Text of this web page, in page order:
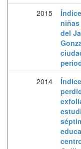
2015
del
2014